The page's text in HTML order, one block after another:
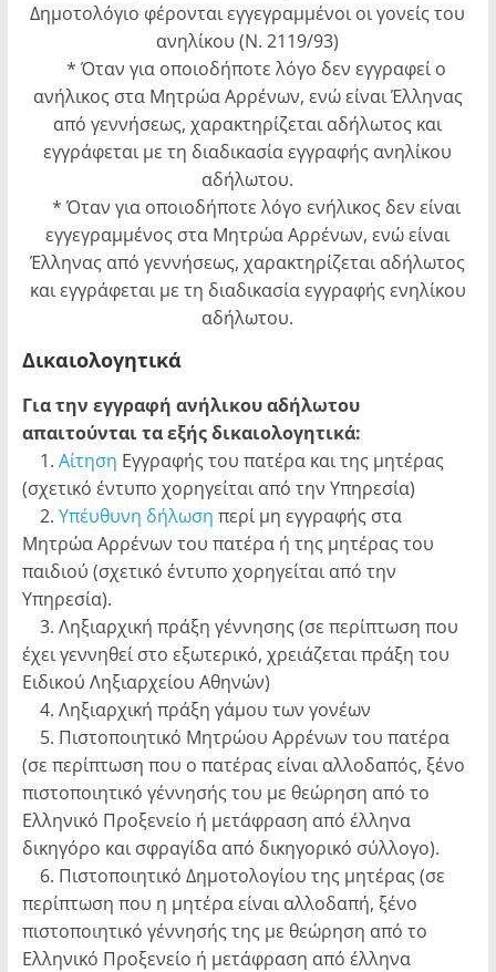
Δημοτολόγιο φέρονται εγγεγραμμένοι οι γονείς του
ανηλίκου (Ν. 2119/93)
* Όταν για οποιοδήποτε λόγο δεν εγγραφεί ο
ανήλικος στα Μητρώα Αρρένων, ενώ είναι Έλληνας
από γεννήσεως, χαρακτηρίζεται αδήλωτος και
εγγράφεται με τη διαδικασία εγγραφής ανηλίκου
αδήλωτου.
* Όταν για οποιοδήποτε λόγο ενήλικος δεν είναι
εγγεγραμμένος στα Μητρώα Αρρένων, ενώ είναι
Έλληνας από γεννήσεως, χαρακτηρίζεται αδήλωτος
και εγγράφεται με τη διαδικασία εγγραφής ενηλίκου
αδήλωτου.
Δικαιολογητικά
Για την εγγραφή ανήλικου αδήλωτου
απαιτούνται τα εξής δικαιολογητικά:
1. Αίτηση Εγγραφής του πατέρα και της μητέρας
(σχετικό έντυπο χορηγείται από την Υπηρεσία)
2. Υπέυθυνη δήλωση περί μη εγγραφής στα
Μητρώα Αρρένων του πατέρα ή της μητέρας του
παιδιού (σχετικό έντυπο χορηγείται από την
Υπηρεσία).
3. Ληξιαρχική πράξη γέννησης (σε περίπτωση που
έχει γεννηθεί στο εξωτερικό, χρειάζεται πράξη του
Ειδικού Ληξιαρχείου Αθηνών)
4. Ληξιαρχική πράξη γάμου των γονέων
5. Πιστοποιητικό Μητρώου Αρρένων του πατέρα
(σε περίπτωση που ο πατέρας είναι αλλοδαπός, ξένο
πιστοποιητικό γέννησής του με θεώρηση από το
Ελληνικό Προξενείο ή μετάφραση από έλληνα
δικηγόρο και σφραγίδα από δικηγορικό σύλλογο).
6. Πιστοποιητικό Δημοτολογίου της μητέρας (σε
περίπτωση που η μητέρα είναι αλλοδαπή, ξένο
πιστοποιητικό γέννησής της με θεώρηση από το
Ελληνικό Προξενείο ή μετάφραση από έλληνα